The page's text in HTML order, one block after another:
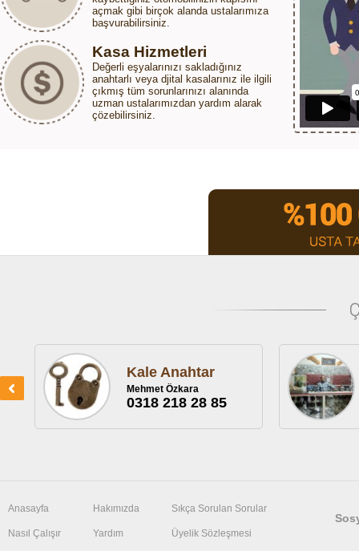
açmak gibi birçok alanda ustalarımıza
başvurabilirsiniz.
Kasa Hizmetleri
Değerli eşyalarınızı sakladığınız
anahtarlı veya djital kasalarınız ile ilgili
çıkmış tüm sorunlarınızı alanında
uzman ustalarımızdan yardım alarak
çözebilirsiniz.
Kale Anahtar
Mehmet Özkara
0318 218 28 85
Anasayfa
Nasıl Çalışır
Hakımızda
Yardım
Sıkça Sorulan Sorular
Üyelik Sözleşmesi